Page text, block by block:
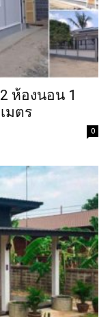
ห้องนอน 1
มตร
0